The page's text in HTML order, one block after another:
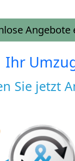
Angebote
Ihr
Sie jetzt